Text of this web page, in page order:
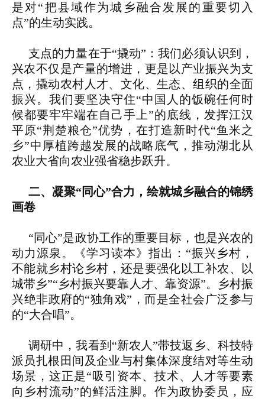
是对“把县域作为城乡融合发展的重要切入
点”的生动实践。
支点的力量在于“撬动”：我们必须认识到，
兴农不仅是产量的增进，更是以产业振兴为支
点，撬动农村人才、文化、生态、组织的全面
振兴。我们要坚决守住“中国人的饭碗任何时
候都要牢牢端在自己手上”的底线，发挥江汉
平原“荆楚粮仓”优势，在打造新时代“鱼米之
乡”中厚植跨越发展的战略底气，推动湖北从
农业大省向农业强省稳步跃升。
二、凝聚“同心”合力，绘就城乡融合的锦绣
画卷
“同心”是政协工作的重要目标，也是兴农的
动力源泉。《学习读本》指出：“振兴乡村，
不能就乡村论乡村，还是要强化以工补农、以
城带乡”“乡村振兴要靠人才、靠资源”。乡村振
兴绝非政府的“独角戏”，而是全社会广泛参与
的“大合唱”。
调研中，我看到“新农人”带技返乡、科技特
派员扎根田间及企业与村集体深度结对等生动
场景，这正是“吸引资本、技术、人才等要素
向乡村流动”的鲜活注脚。作为政协委员，应